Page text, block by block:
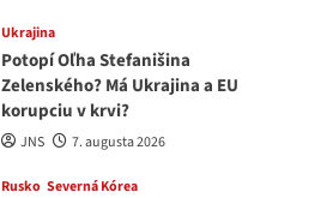
Ukrajina
Potopí Oľha Stefanišina
Zelenského? Má Ukrajina a EU
korupciu v krvi?
JNS 7. augusta 2026
Rusko Severná Kórea